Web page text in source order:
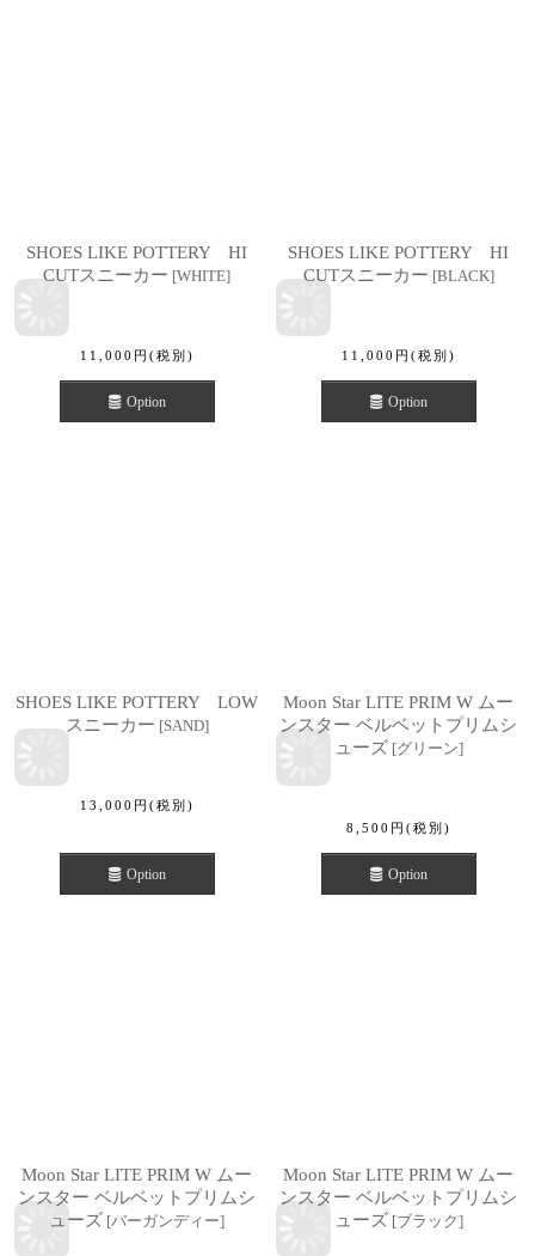
SHOES LIKE POTTERY HI
CUTスニーカー [WHITE]
11,000 円 (税別)
Option
SHOES LIKE POTTERY HI
CUTスニーカー [BLACK]
11,000 円 (税別)
Option
SHOES LIKE POTTERY LOW
スニーカー [SAND]
13,000 円 (税別)
Option
Moon Star LITE PRIM W ムー
ンスター ベルベットプリムシ
ューズ [グリーン]
8,500 円 (税別)
Option
Moon Star LITE PRIM W ムー
ンスター ベルベットプリムシ
ューズ [バーガンディー]
Moon Star LITE PRIM W ムー
ンスター ベルベットプリムシ
ューズ [ブラック]